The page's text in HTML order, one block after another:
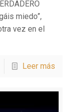
miedo”,
vez en el
Leer más